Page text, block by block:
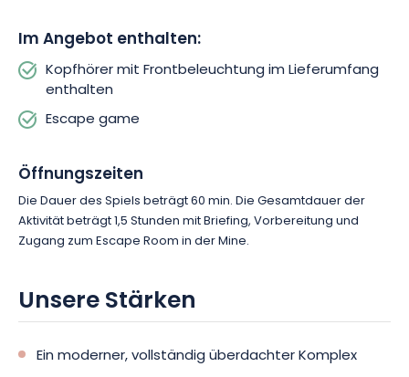
Im Angebot enthalten:
Kopfhörer mit Frontbeleuchtung im Lieferumfang
enthalten
Escape game
Öffnungszeiten
Die Dauer des Spiels beträgt 60 min. Die Gesamtdauer der
Aktivität beträgt 1,5 Stunden mit Briefing, Vorbereitung und
Zugang zum Escape Room in der Mine.
Unsere Stärken
Ein moderner, vollständig überdachter Komplex